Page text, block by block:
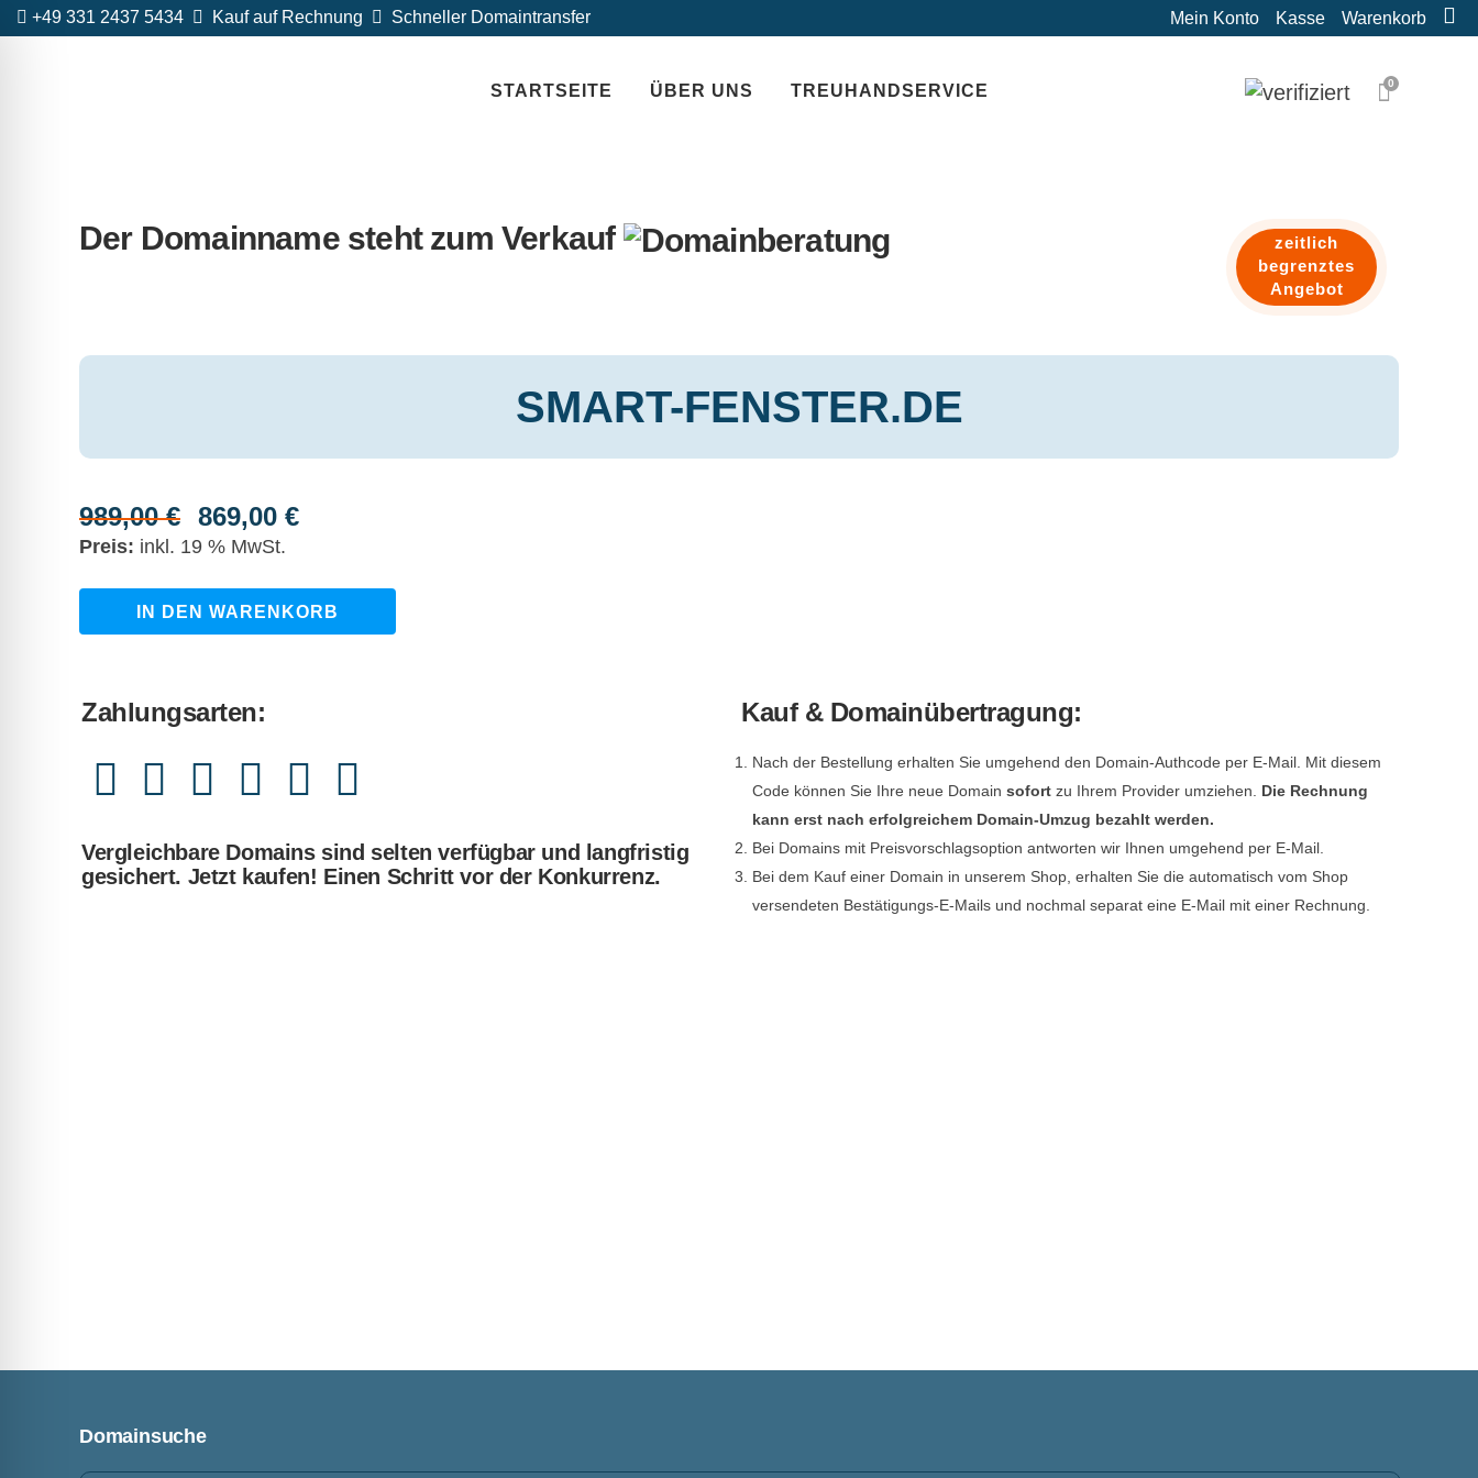
+49 331 2437 5434 Kauf auf Rechnung Schneller Domaintransfer Mein Konto Kasse Warenkorb
0
STARTSEITE ÜBER UNS TREUHANDSERVICE
zeitlich
begrenztes
Angebot
Der Domainname steht zum Verkauf
SMART-FENSTER.DE
989,00€
Ursprünglicher
Preis
989,00 €
869,00 €Aktueller
869,00 €.
inkl. 19 % MwSt.
smart- IN DEN WARENKORB
Zahlungsarten:
Vergleichbare Domains sind selten verfügbar und langfristig
gesichert. Jetzt kaufen! Einen Schritt vor der Konkurrenz.
Kauf & Domainübertragung:
Nach der Bestellung erhalten Sie umgehend den Domain-Authcode per E-Mail. Mit diesem
Code können Sie Ihre neue Domain sofort zu Ihrem Provider umziehen. Die Rechnung
kann erst nach erfolgreichem Domain-Umzug bezahlt werden.
Bei Domains mit Preisvorschlagsoption antworten wir Ihnen umgehend per E-Mail.
Bei dem Kauf einer Domain in unserem Shop, erhalten Sie die automatisch vom Shop
versendeten Bestätigungs-E-Mails und nochmal separat eine E-Mail mit einer Rechnung.
Domainsuche